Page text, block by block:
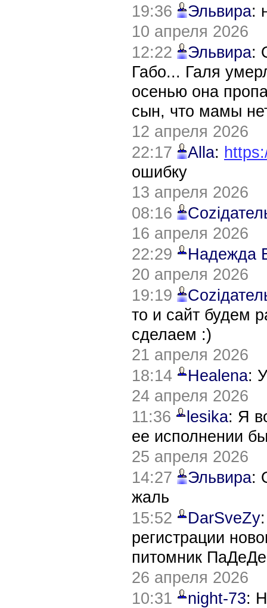
19:36
Эльвира:
10 апреля 2026
12:22
Эльвира:
Габо... Галя
осенью она
сын, что мамы
12 апреля 2026
22:17
Alla:
ошибку
13 апреля 2026
08:16
16 апреля 2026
22:29
Надежда
20 апреля 2026
19:19
то и сайт будем
сделаем :)
21 апреля 2026
18:14
Healena:
24 апреля 2026
11:36
lesika: Я
ее исполнении
25 апреля 2026
14:27
Эльвира:
жаль
15:52
DarSveZy
регистрации
питомник
26 апреля 2026
10:31
night-73: